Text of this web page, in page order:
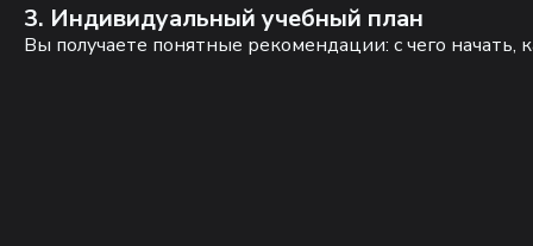
3. Индивидуальный учебный план
Вы получаете понятные рекомендации: с чего начать,